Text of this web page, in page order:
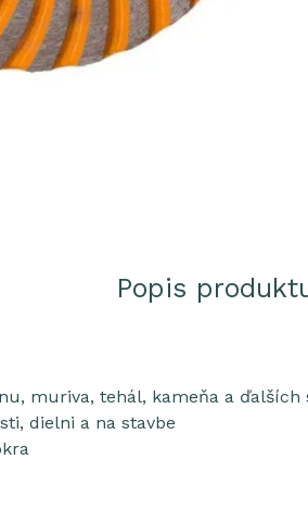
Popis
muriva, tehál, kameňa a ďalších
dielni a na stavbe